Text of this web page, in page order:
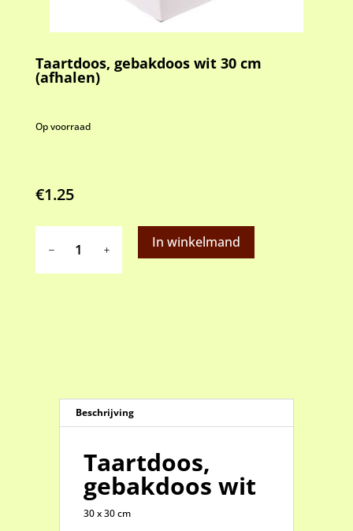
Taartdoos, gebakdoos wit 30 cm
(afhalen)
Op voorraad
€1.25
gebakdoos
In winkelmand
Beschrijving
Taartdoos,
gebakdoos wit
30 x 30 cm